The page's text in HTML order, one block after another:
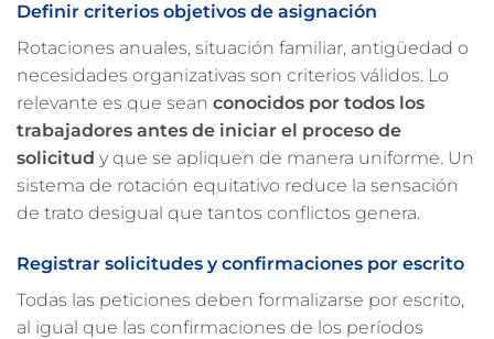
Definir criterios objetivos de asignación
Rotaciones anuales, situación familiar, antigüedad o
necesidades organizativas son criterios válidos. Lo
relevante es que sean conocidos por todos los
trabajadores antes de iniciar el proceso de
solicitud y que se apliquen de manera uniforme. Un
sistema de rotación equitativo reduce la sensación
de trato desigual que tantos conflictos genera.
Registrar solicitudes y confirmaciones por escrito
Todas las peticiones deben formalizarse por escrito,
al igual que las confirmaciones de los períodos